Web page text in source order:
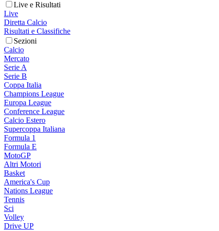
Live e Risultati
Live
Diretta Calcio
Risultati e Classifiche
Sezioni
Calcio
Mercato
Serie A
Serie B
Coppa Italia
Champions League
Europa League
Conference League
Calcio Estero
Supercoppa Italiana
Formula 1
Formula E
MotoGP
Altri Motori
Basket
America's Cup
Nations League
Tennis
Sci
Volley
Drive UP